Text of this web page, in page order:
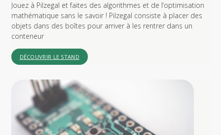
Jouez à Pilzegal et faites des algorithmes et de l’optimisation
mathématique sans le savoir ! Pilzegal consiste à placer des
objets dans des boîtes pour arriver à les rentrer dans un
conteneur
DÉCOUVRIR LE STAND